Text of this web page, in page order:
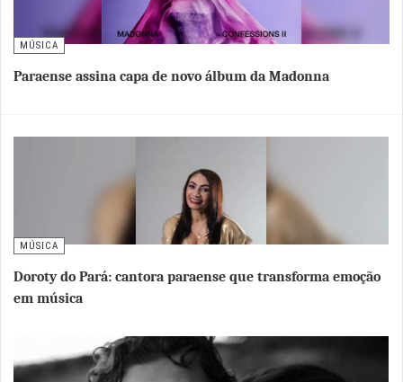
MÚSICA
Paraense assina capa de novo álbum da Madonna
MÚSICA
Doroty do Pará: cantora paraense que transforma emoção
em música